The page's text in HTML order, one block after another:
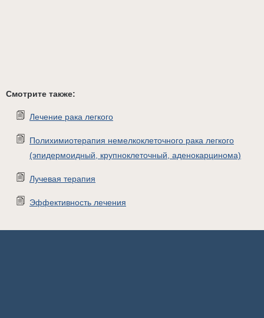
Смотрите также:
Лечение рака легкого
Полихимиотерапия немелкоклеточного рака легкого
(эпидермоидный, крупноклеточный, аденокарцинома)
Лучевая терапия
Эффективность лечения